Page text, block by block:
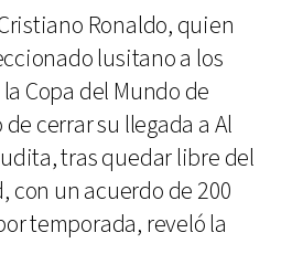
Ronaldo, quien
lusitano a los
Copa del Mundo de
cerrar su llegada a Al
tras quedar libre del
con un acuerdo de 200
temporada, reveló la